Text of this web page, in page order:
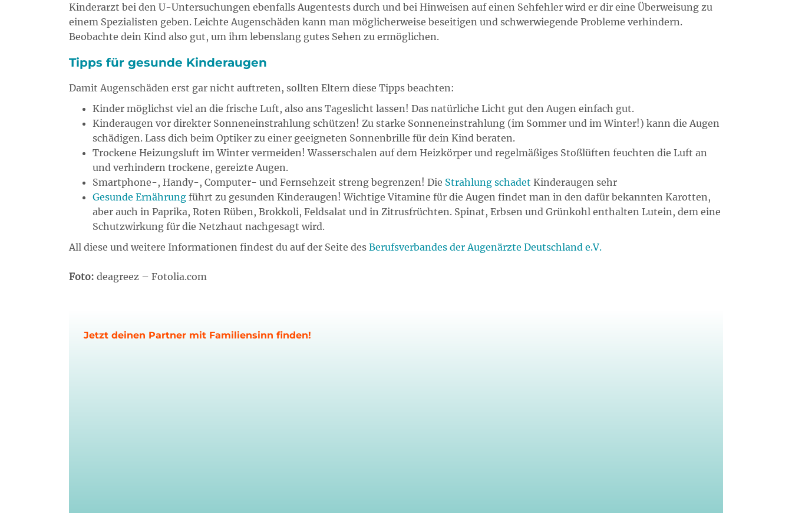
Kinderarzt bei den U-Untersuchungen ebenfalls Augentests durch und bei Hinweisen auf einen Sehfehler wird er dir eine Überweisung zu
einem Spezialisten geben. Leichte Augenschäden kann man möglicherweise beseitigen und schwerwiegende Probleme verhindern.
Beobachte dein Kind also gut, um ihm lebenslang gutes Sehen zu ermöglichen.
Tipps für gesunde Kinderaugen
Damit Augenschäden erst gar nicht auftreten, sollten Eltern diese Tipps beachten:
Kinder möglichst viel an die frische Luft, also ans Tageslicht lassen! Das natürliche Licht gut den Augen einfach gut.
Kinderaugen vor direkter Sonneneinstrahlung schützen! Zu starke Sonneneinstrahlung (im Sommer und im Winter!) kann die Augen
schädigen. Lass dich beim Optiker zu einer geeigneten Sonnenbrille für dein Kind beraten.
Trockene Heizungsluft im Winter vermeiden! Wasserschalen auf dem Heizkörper und regelmäßiges Stoßlüften feuchten die Luft an
und verhindern trockene, gereizte Augen.
Smartphone-, Handy-, Computer- und Fernsehzeit streng begrenzen! Die Strahlung schadet Kinderaugen sehr
Gesunde Ernährung führt zu gesunden Kinderaugen! Wichtige Vitamine für die Augen findet man in den dafür bekannten Karotten,
aber auch in Paprika, Roten Rüben, Brokkoli, Feldsalat und in Zitrusfrüchten. Spinat, Erbsen und Grünkohl enthalten Lutein, dem eine
Schutzwirkung für die Netzhaut nachgesagt wird.
All diese und weitere Informationen findest du auf der Seite des Berufsverbandes der Augenärzte Deutschland e.V.
Foto: deagreez – Fotolia.com
Jetzt deinen Partner mit Familiensinn finden!